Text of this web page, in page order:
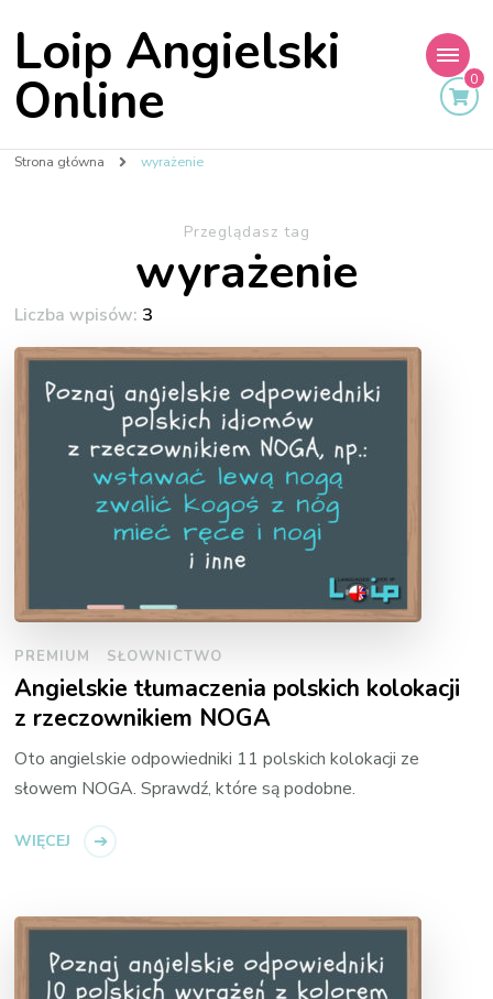
Loip Angielski
Online 0
Strona główna wyrażenie
Przeglądasz tag
wyrażenie
Liczba wpisów: 3
PREMIUM SŁOWNICTWO
Angielskie tłumaczenia polskich kolokacji
z rzeczownikiem NOGA
Oto angielskie odpowiedniki 11 polskich kolokacji ze
słowem NOGA. Sprawdź, które są podobne.
WIĘCEJ